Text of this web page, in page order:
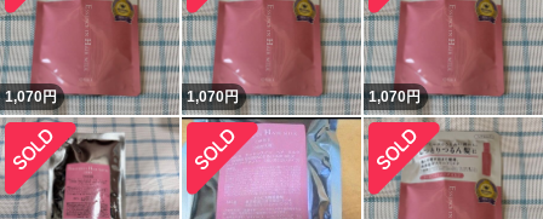
1,070円 1,070円 1,070円